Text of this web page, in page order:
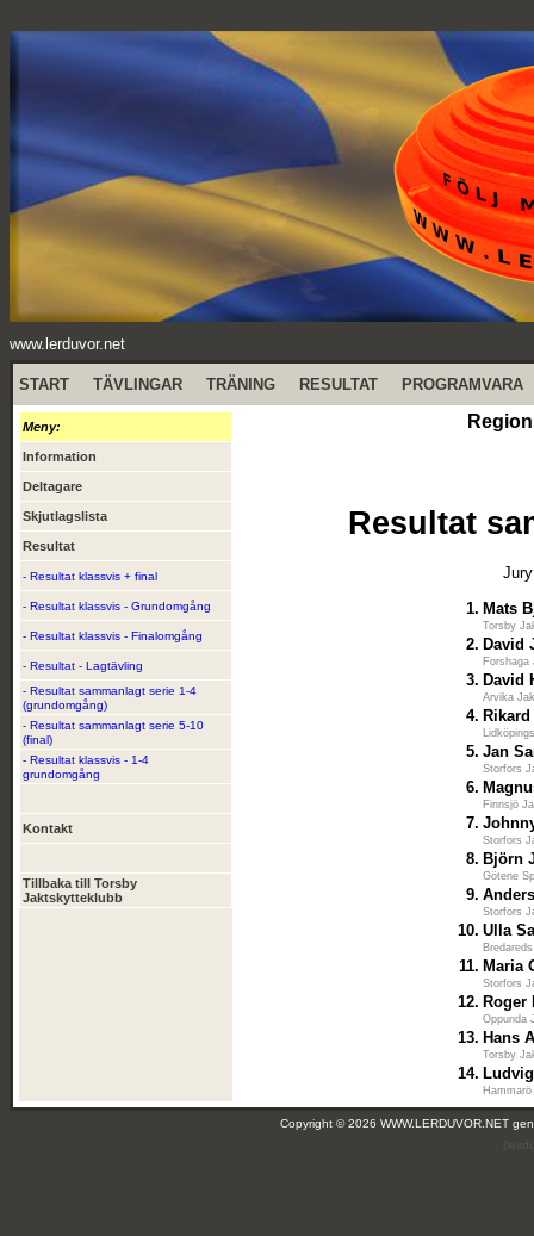
www.lerduvor.net
START TÄVLINGAR TRÄNING RESULTAT PROGRAMVARA
Meny:
Information
Deltagare
Skjutlagslista
Resultat
- Resultat klassvis + final
- Resultat klassvis - Grundomgång
- Resultat klassvis - Finalomgång
- Resultat - Lagtävling
- Resultat sammanlagt serie 1-4
(grundomgång)
- Resultat sammanlagt serie 5-10
(final)
- Resultat klassvis - 1-4
grundomgång
Kontakt
Tillbaka till Torsby
Jaktskytteklubb
Resultat
1. Mats
Torsby
2. David
Forshaga
3. David
Arvika
4.
5. Jan
Storfors
6.
Finnsjö
7.
Storfors
8. Björn
Götene
9.
Storfors
10. Ulla
11. Maria
Storfors
12. Roger
Oppunda
13. Hans
Torsby
14.
Copyright © 2026 WWW.LERDUVOR.NET